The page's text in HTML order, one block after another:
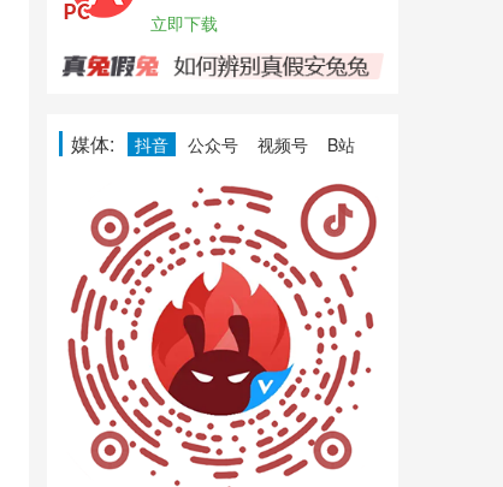
立即下载
媒体: 抖音 公众号 视频号 B站